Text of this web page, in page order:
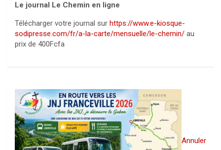
Le journal Le Chemin en ligne
Télécharger votre journal sur https://www.e-kiosque-
sodipresse.com/fr/a-la-carte/mensuelle/le-chemin/ au
prix de 400Fcfa
Annuler